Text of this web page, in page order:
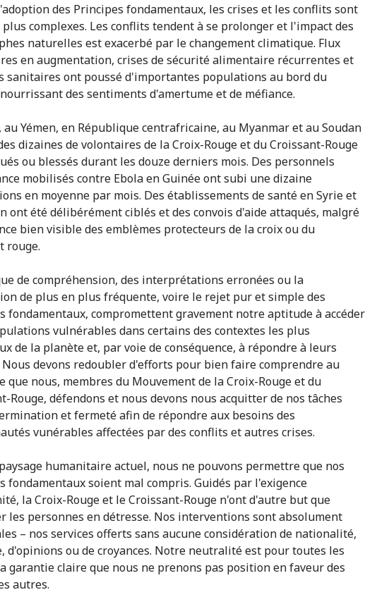
des Principes fondamentaux, les crises et les conflits sont
plus complexes. Les conflits tendent à se prolonger et l'impact des
naturelles est exacerbé par le changement climatique. Flux
en augmentation, crises de sécurité alimentaire récurrentes et
sanitaires ont poussé d'importantes populations au bord du
des sentiments d'amertume et de méfiance.
au Yémen, en République centrafricaine, au Myanmar et au Soudan
dizaines de volontaires de la Croix-Rouge et du Croissant-Rouge
ou blessés durant les douze derniers mois. Des personnels
mobilisés contre Ebola en Guinée ont subi une dizaine
en moyenne par mois. Des établissements de santé en Syrie et
ont été délibérément ciblés et des convois d'aide attaqués, malgré
bien visible des emblèmes protecteurs de la croix ou du
rouge.
de compréhension, des interprétations erronées ou la
de plus en plus fréquente, voire le rejet pur et simple des
fondamentaux, compromettent gravement notre aptitude à accéder
vulnérables dans certains des contextes les plus
de la planète et, par voie de conséquence, à répondre à leurs
Nous devons redoubler d'efforts pour bien faire comprendre au
que nous, membres du Mouvement de la Croix-Rouge et du
Rouge, défendons et nous devons nous acquitter de nos tâches
et fermeté afin de répondre aux besoins des
vunérables affectées par des conflits et autres crises.
humanitaire actuel, nous ne pouvons permettre que nos
fondamentaux soient mal compris. Guidés par l'exigence
la Croix-Rouge et le Croissant-Rouge n'ont d'autre but que
les personnes en détresse. Nos interventions sont absolument
– nos services offerts sans aucune considération de nationalité,
d'opinions ou de croyances. Notre neutralité est pour toutes les
garantie claire que nous ne prenons pas position en faveur des
autres.